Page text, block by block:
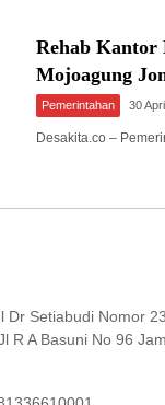
Rehab Kantor
Mojoagung
Pemerintahan 30
Desakita.co –
Dr Setiabudi Nomor
R A Basuni No 96